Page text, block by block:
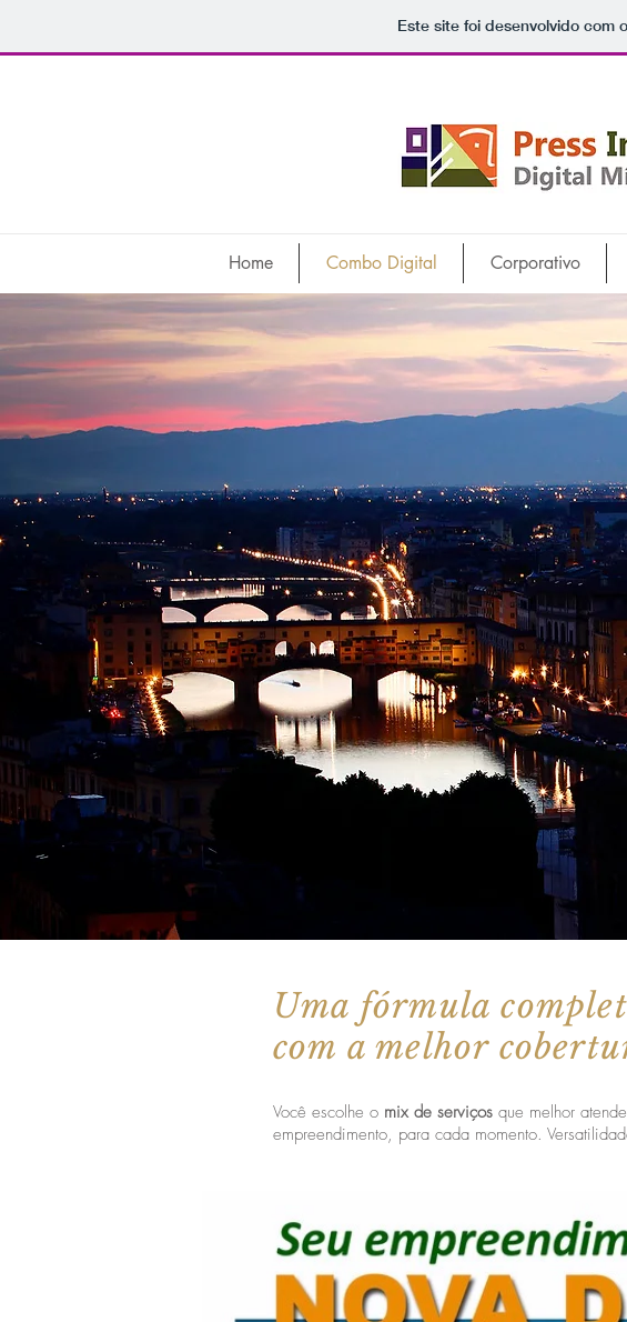
Este site foi desenvolvido com
Home Combo Digital Corporativo
Uma fórmula
com a melhor
Você escolhe o mix de serviços que melhor
empreendimento, para cada momento.